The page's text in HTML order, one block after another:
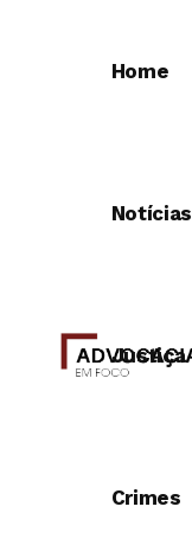
Home
Notícias
Justiça
Crimes